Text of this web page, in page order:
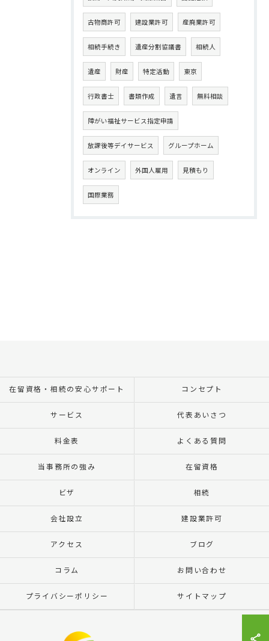
古物商許可 建設業許可 産廃業許可
相続手続き 遺産分割協議書 相続人
遺産 財産 特定活動 東京
行政書士 書類作成 遺言 無料相談
障がい福祉サービス指定申請
放課後等デイサービス グループホーム
オンライン 外国人雇用 見積もり
国際業務
在留資格・相続の安心サポート コンセプト
サービス 代表あいさつ
料金表 よくある質問
当事務所の強み 在留資格
ビザ 相続
会社設立 建設業許可
アクセス ブログ
コラム お問い合わせ
プライバシーポリシー サイトマップ